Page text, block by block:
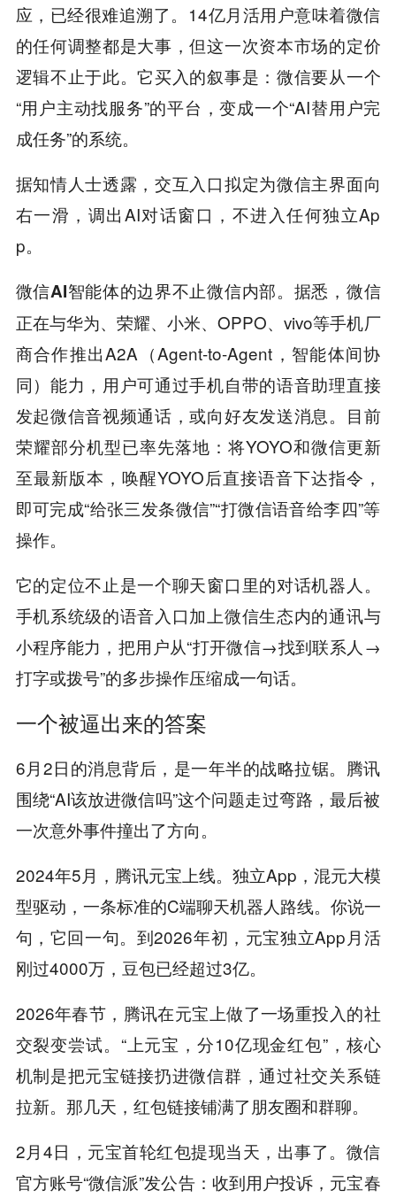
应，已经很难追溯了。14亿月活用户意味着微信
的任何调整都是大事，但这一次资本市场的定价
逻辑不止于此。它买入的叙事是：微信要从一个
“用户主动找服务”的平台，变成一个“AI替用户完
成任务”的系统。
据知情人士透露，交互入口拟定为微信主界面向
右一滑，调出AI对话窗口，不进入任何独立Ap
p。
微信AI智能体的边界不止微信内部。据悉，微信
正在与华为、荣耀、小米、OPPO、vivo等手机厂
商合作推出A2A（Agent-to-Agent，智能体间协
同）能力，用户可通过手机自带的语音助理直接
发起微信音视频通话，或向好友发送消息。目前
荣耀部分机型已率先落地：将YOYO和微信更新
至最新版本，唤醒YOYO后直接语音下达指令，
即可完成“给张三发条微信”“打微信语音给李四”等
操作。
它的定位不止是一个聊天窗口里的对话机器人。
手机系统级的语音入口加上微信生态内的通讯与
小程序能力，把用户从“打开微信→找到联系人→
打字或拨号”的多步操作压缩成一句话。
一个被逼出来的答案
6月2日的消息背后，是一年半的战略拉锯。腾讯
围绕“AI该放进微信吗”这个问题走过弯路，最后被
一次意外事件撞出了方向。
2024年5月，腾讯元宝上线。独立App，混元大模
型驱动，一条标准的C端聊天机器人路线。你说一
句，它回一句。到2026年初，元宝独立App月活
刚过4000万，豆包已经超过3亿。
2026年春节，腾讯在元宝上做了一场重投入的社
交裂变尝试。“上元宝，分10亿现金红包”，核心
机制是把元宝链接扔进微信群，通过社交关系链
拉新。那几天，红包链接铺满了朋友圈和群聊。
2月4日，元宝首轮红包提现当天，出事了。微信
官方账号“微信派”发公告：收到用户投诉，元宝春